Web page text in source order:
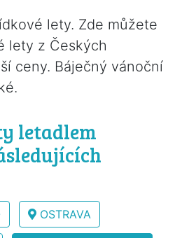
lety. Zde můžete
lety z Českých
ceny. Báječný vánoční
letadlem
OSTRAVA